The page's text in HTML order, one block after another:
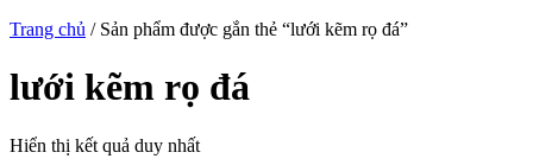
Trang chủ / Sản phẩm được gắn thẻ “lưới kẽm rọ đá”
lưới kẽm rọ đá
Hiển thị kết quả duy nhất